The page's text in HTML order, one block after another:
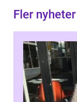
Fler nyheter